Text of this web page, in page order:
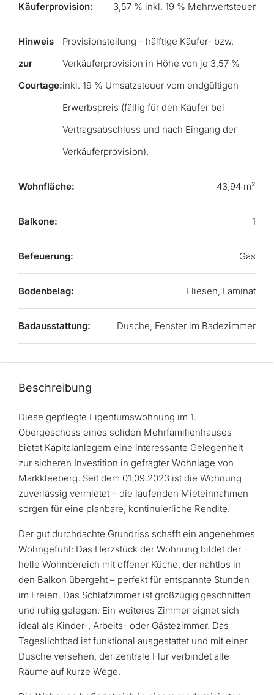
Käuferprovision: 3,57 % inkl. 19 % Mehrwertsteuer
Hinweis
zur
Courtage:
Provisionsteilung - hälftige Käufer- bzw.
Verkäuferprovision in Höhe von je 3,57 %
inkl. 19 % Umsatzsteuer vom endgültigen
Erwerbspreis (fällig für den Käufer bei
Vertragsabschluss und nach Eingang der
Verkäuferprovision).
Wohnfläche: 43,94 m²
Balkone: 1
Befeuerung: Gas
Bodenbelag: Fliesen, Laminat
Badausstattung: Dusche, Fenster im Badezimmer
Beschreibung
Diese gepflegte Eigentumswohnung im 1.
Obergeschoss eines soliden Mehrfamilienhauses
bietet Kapitalanlegern eine interessante Gelegenheit
zur sicheren Investition in gefragter Wohnlage von
Markkleeberg. Seit dem 01.09.2023 ist die Wohnung
zuverlässig vermietet – die laufenden Mieteinnahmen
sorgen für eine planbare, kontinuierliche Rendite.
Der gut durchdachte Grundriss schafft ein angenehmes
Wohngefühl: Das Herzstück der Wohnung bildet der
helle Wohnbereich mit offener Küche, der nahtlos in
den Balkon übergeht – perfekt für entspannte Stunden
im Freien. Das Schlafzimmer ist großzügig geschnitten
und ruhig gelegen. Ein weiteres Zimmer eignet sich
ideal als Kinder-, Arbeits- oder Gästezimmer. Das
Tageslichtbad ist funktional ausgestattet und mit einer
Dusche versehen, der zentrale Flur verbindet alle
Räume auf kurze Wege.